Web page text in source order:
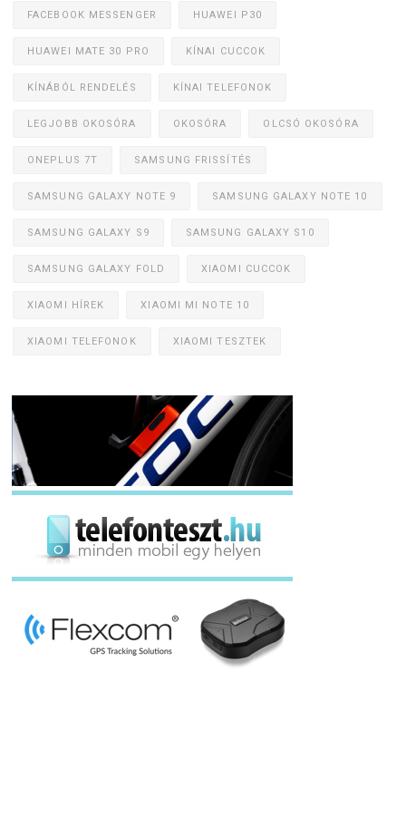
FACEBOOK MESSENGER HUAWEI P30
HUAWEI MATE 30 PRO KÍNAI CUCCOK
KÍNÁBÓL RENDELÉS KÍNAI TELEFONOK
LEGJOBB OKOSÓRA OKOSÓRA OLCSÓ OKOSÓRA
ONEPLUS 7T SAMSUNG FRISSÍTÉS
SAMSUNG GALAXY NOTE 9 SAMSUNG GALAXY NOTE 10
SAMSUNG GALAXY S9 SAMSUNG GALAXY S10
SAMSUNG GALAXY FOLD XIAOMI CUCCOK
XIAOMI HÍREK XIAOMI MI NOTE 10
XIAOMI TELEFONOK XIAOMI TESZTEK